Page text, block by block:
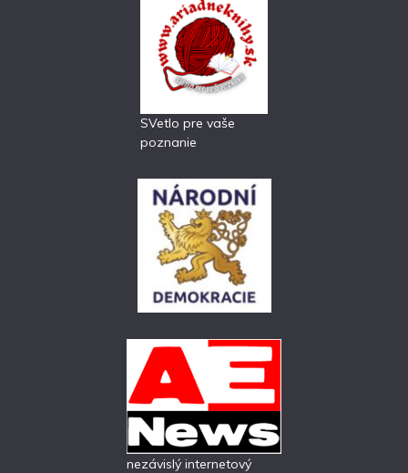
SVetlo pre vaše
poznanie
nezávislý internetový